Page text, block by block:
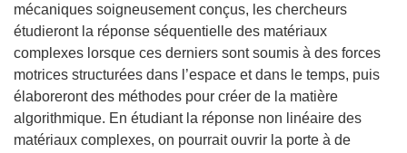
mécaniques soigneusement conçus, les chercheurs
étudieront la réponse séquentielle des matériaux
complexes lorsque ces derniers sont soumis à des forces
motrices structurées dans l’espace et dans le temps, puis
élaboreront des méthodes pour créer de la matière
algorithmique. En étudiant la réponse non linéaire des
matériaux complexes, on pourrait ouvrir la porte à de